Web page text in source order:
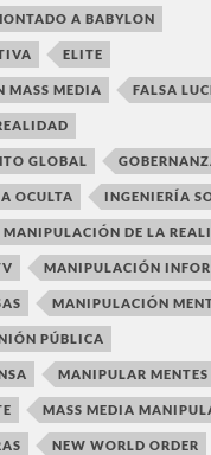
A BABYLON
ELITE
MASS MEDIA FALSA
GLOBAL
OCULTA INGENIERÍA
MANIPULACIÓN DE LA
MANIPULACIÓN
MANIPULACIÓN
PÚBLICA
MANIPULAR MENTES
MASS MEDIA
NEW WORLD ORDER